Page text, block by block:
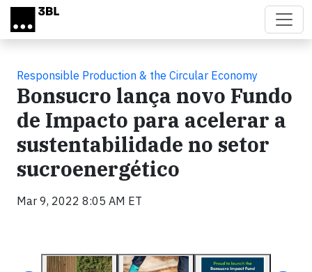
Skip to main content
Responsible Production & the Circular Economy
Bonsucro lança novo Fundo
de Impacto para acelerar a
sustentabilidade no setor
sucroenergético
Mar 9, 2022 8:05 AM ET